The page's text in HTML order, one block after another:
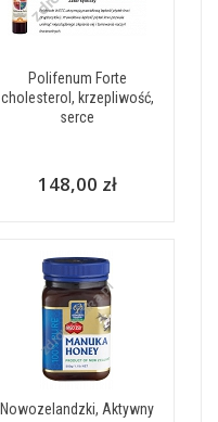
Polifenum Forte
cholesterol, krzepliwość,
serce
148,00 zł
Nowozelandzki, Aktywny